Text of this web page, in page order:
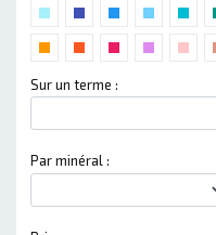
Sur un terme :
Par minéral :